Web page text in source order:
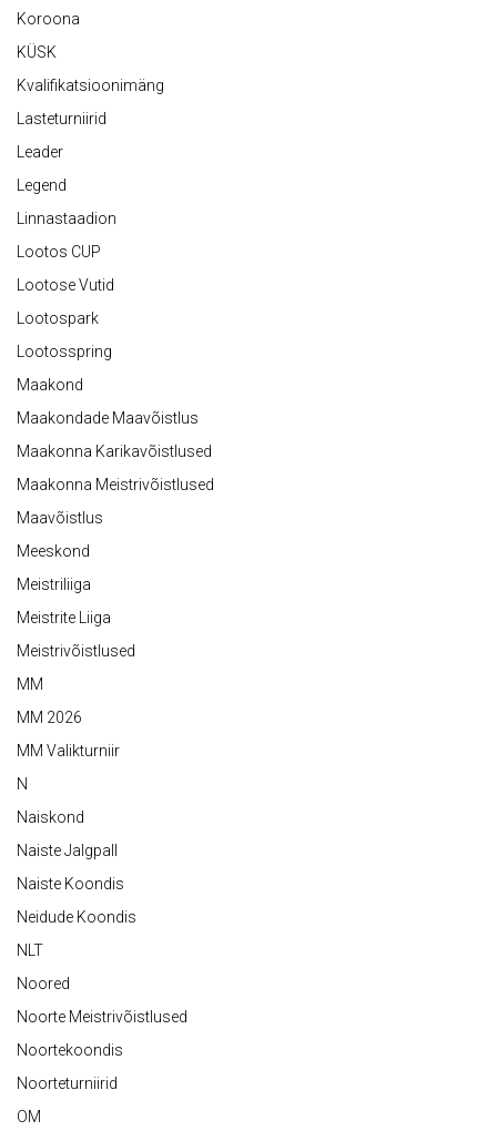
Koroona
KÜSK
Kvalifikatsioonimäng
Lasteturniirid
Leader
Legend
Linnastaadion
Lootos CUP
Lootose Vutid
Lootospark
Lootosspring
Maakond
Maakondade Maavõistlus
Maakonna Karikavõistlused
Maakonna Meistrivõistlused
Maavõistlus
Meeskond
Meistriliiga
Meistrite Liiga
Meistrivõistlused
MM
MM 2026
MM Valikturniir
N
Naiskond
Naiste Jalgpall
Naiste Koondis
Neidude Koondis
NLT
Noored
Noorte Meistrivõistlused
Noortekoondis
Noorteturniirid
OM